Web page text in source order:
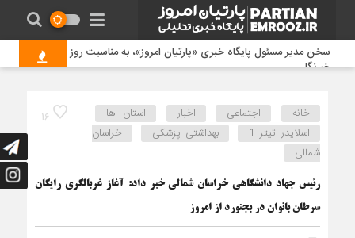
سخن مدیر مسئول پایگاه خبری «پارتیان امروز»، به مناسبت روز
خبرنگار
خراسان شمالی؛ سرزمین فرصت‌های طلایی سرمایه‌گذاری و
قطب آینده تولید، تجارت و انرژی
بهترین هدیه روز خبرنگار
امنیت مردم خط قرمز پلیس است/ افزایش ۴۳ درصدی
کشفیات مواد مخدر و رشد ۶۸ درصدی کشف سرقت در خراسان
16 خانه اجتماعی اخبار
استان ها
اسلایدر تیتر 1
بهداشتی پزشکی
خراسان
شمالی
رئیس جهاد دانشگاهی خراسان شمالی خبر داد: آغاز غربالگری رایگان
سرطان بانوان در بجنورد از امروز